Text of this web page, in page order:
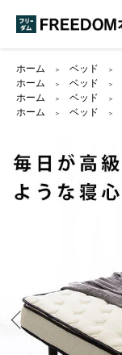
ホーム ＞ ベッド ＞
ホーム
＞ ベッド ＞
ホーム
＞ ベッド ＞
ホーム
＞ ベッド ＞